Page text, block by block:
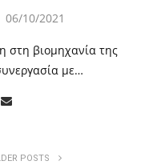
06/10/2021
στη βιομηχανία της
με…
POSTS